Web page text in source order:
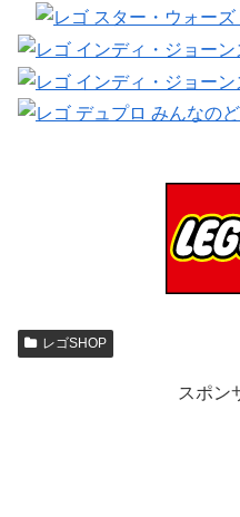
レゴSHOP
スポン